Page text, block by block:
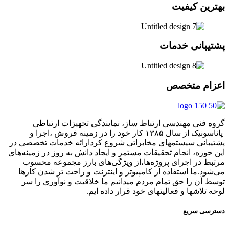
بهترین کیفیت
پشتیبانی خدمات
اعزام متخصص
گروه فنی مهندسی ارتباط ساز، نمایندگی تجهیزات ارتباطی
پاناسونیک از سال ۱۳۸۵ کار خود را در زمینه فروش ،اجرا و
پشتیبانی سیستمهای مخابراتی شروع کردارائه خدمات تخصصی در
این حوزه، انجام تحقیقات مستمر و ایجاد دانش به‌ روز در زمینه‌های
مرتبط در اجرای پروژه‌ها،از ویژگی‌های بارز مجموعه محسوب
می‌شود.ما استفاده از کامپیوتر و اینترنت و راحت تر شدن کارها
توسط آن را حق تمام مردم میدانیم ما خلاقیت و نوآوری را سر
لوحه تلاشها و فعالیتهای خود قرار داده ایم.
دسترسی سریع